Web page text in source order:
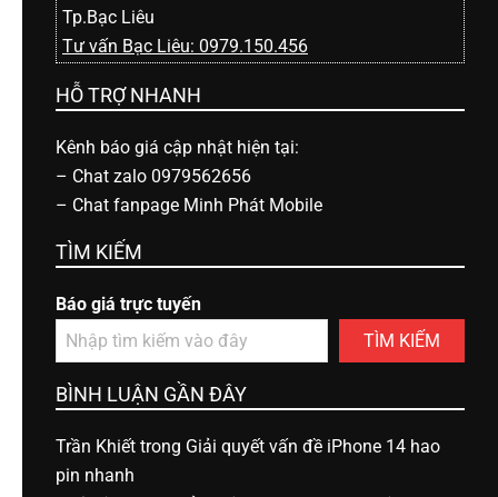
Tp.Bạc Liêu
Tư vấn Bạc Liêu: 0979.150.456
HỖ TRỢ NHANH
Kênh báo giá cập nhật hiện tại:
– Chat zalo 0979562656
– Chat fanpage Minh Phát Mobile
TÌM KIẾM
Báo giá trực tuyến
TÌM KIẾM
BÌNH LUẬN GẦN ĐÂY
Trần Khiết trong Giải quyết vấn đề iPhone 14 hao
pin nhanh